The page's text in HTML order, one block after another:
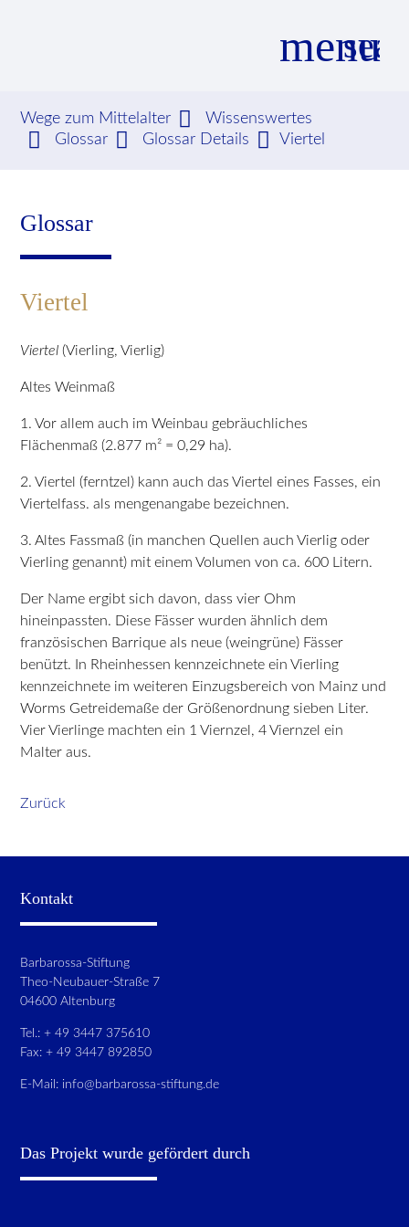
menu
Suchbegriffe SUCHEN
Wege zum Mittelalter
Wissenswertes
Glossar
Glossar Details Viertel
Glossar
Viertel
Viertel (Vierling, Vierlig)
Altes Weinmaß
1. Vor allem auch im Weinbau gebräuchliches
Flächenmaß (2.877 m² = 0,29 ha).
2. Viertel (ferntzel) kann auch das Viertel eines Fasses, ein
Viertelfass. als mengenangabe bezeichnen.
3. Altes Fassmaß (in manchen Quellen auch Vierlig oder
Vierling genannt) mit einem Volumen von ca. 600 Litern.
Der Name ergibt sich davon, dass vier Ohm
hineinpassten. Diese Fässer wurden ähnlich dem
französischen Barrique als neue (weingrüne) Fässer
benützt. In Rheinhessen kennzeichnete ein Vierling
kennzeichnete im weiteren Einzugsbereich von Mainz und
Worms Getreidemaße der Größenordnung sieben Liter.
Vier Vierlinge machten ein 1 Viernzel, 4 Viernzel ein
Malter aus.
Zurück
Kontakt
Barbarossa-Stiftung
Theo-Neubauer-Straße 7
04600 Altenburg
Tel.: + 49 3447 375610
Fax: + 49 3447 892850
E-Mail: info@barbarossa-stiftung.de
Das Projekt wurde gefördert durch